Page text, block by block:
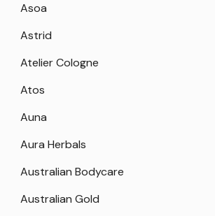
Asoa
Astrid
Atelier Cologne
Atos
Auna
Aura Herbals
Australian Bodycare
Australian Gold